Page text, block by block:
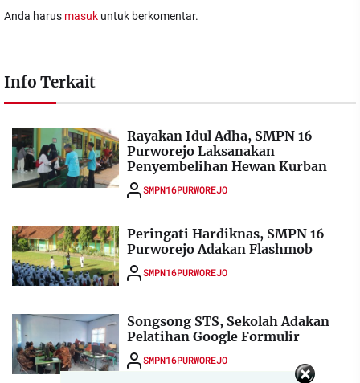
Anda harus masuk untuk berkomentar.
Info Terkait
Rayakan Idul Adha, SMPN 16
Purworejo Laksanakan
Penyembelihan Hewan Kurban
SMPN16PURWOREJO
Peringati Hardiknas, SMPN 16
Purworejo Adakan Flashmob
SMPN16PURWOREJO
Songsong STS, Sekolah Adakan
Pelatihan Google Formulir
SMPN16PURWOREJO
Set Youtube Channel ID